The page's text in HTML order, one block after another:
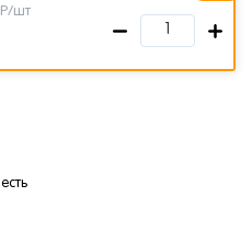
есть
Р/шт